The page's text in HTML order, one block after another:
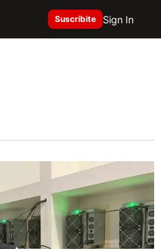
Suscribite Sign In